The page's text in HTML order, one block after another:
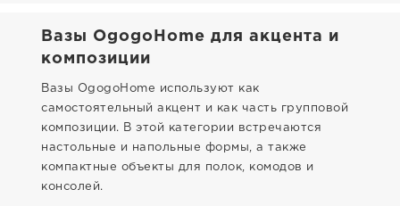
Вазы OgogoHome для акцента и
композиции
Вазы OgogoHome используют как
самостоятельный акцент и как часть групповой
композиции. В этой категории встречаются
настольные и напольные формы, а также
компактные объекты для полок, комодов и
консолей.